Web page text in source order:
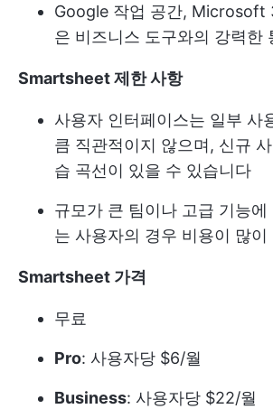
Google 작업 공간, Microsoft
은 비즈니스 도구와의 강력한
Smartsheet 제한 사항
사용자 인터페이스는 일부 사
큼 직관적이지 않으며, 신규
습 곡선이 있을 수 있습니다
규모가 큰 팀이나 고급 기능
는 사용자의 경우 비용이 많
Smartsheet 가격
무료
Pro: 사용자당 $6/월
Business: 사용자당 $22/월